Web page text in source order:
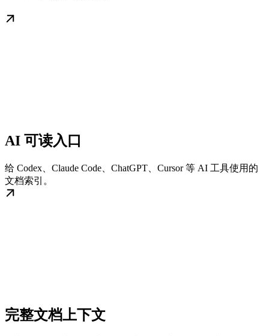
AI 可读入口
给 Codex、Claude Code、ChatGPT、Cursor 等 AI 工具使用的
文档索引。
完整文档上下文